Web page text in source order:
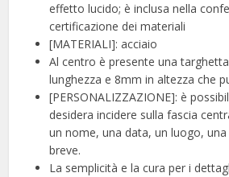
effetto lucido; è inclusa nella
certificazione dei materiali
[MATERIALI]: acciaio
Al centro è presente una
lunghezza e 8mm in altezza che
[PERSONALIZZAZIONE]: è
desidera incidere sulla fascia
un nome, una data, un luogo,
breve.
La semplicità e la cura per i